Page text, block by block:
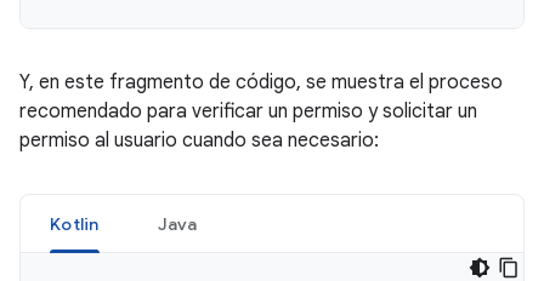
Y, en este fragmento de código, se muestra el proceso
recomendado para verificar un permiso y solicitar un
permiso al usuario cuando sea necesario:
Kotlin Java